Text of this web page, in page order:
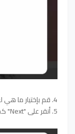
4. قم بإختيار ما هي لغتك وأين تعيش؟كما يظهر في الصورة.
5. أنقر على "Next" كما يظهر في الصورة: